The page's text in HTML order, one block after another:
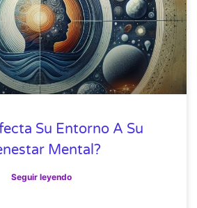
Su Entorno A Su
Mental?
Seguir leyendo